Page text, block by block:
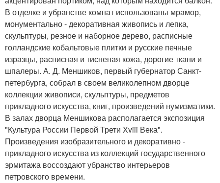
В отделке и убранстве комнат использованы мрамор,
монументально - декоративная живопись и лепка,
скульптуры, резное и наборное дерево, расписные
голландские кобальтовые плитки и русские печные
изразцы, расписная и тисненая кожа, дорогие ткани и
шпалеры. А. Д. Меншиков, первый губернатор Санкт-
петербурга, собрал в своем великолепном дворце
коллекции живописи, скульптуры, предметов
прикладного искусства, книг, произведений нумизматики.
В залах дворца Меншикова располагается экспозиция
"Культура России Первой Трети Xviii Века".
Произведения изобразительного и декоративно -
прикладного искусства из коллекций государственного
эрмитажа воссоздают убранство интерьеров
петровского времени.